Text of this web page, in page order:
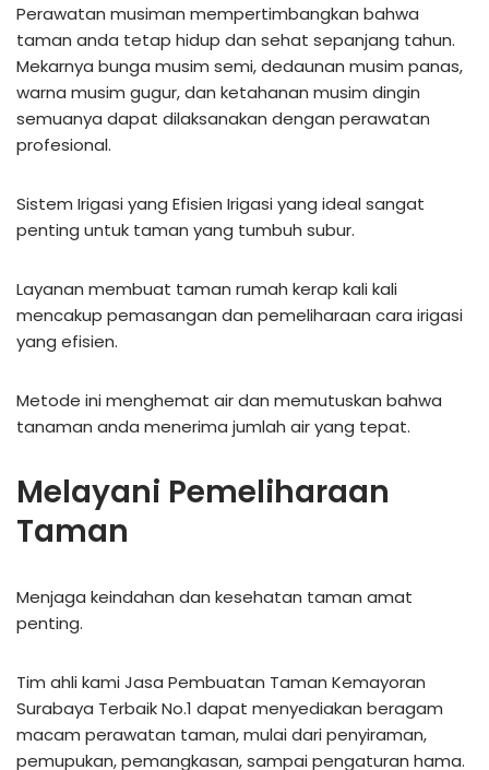
Perawatan musiman mempertimbangkan bahwa
taman anda tetap hidup dan sehat sepanjang tahun.
Mekarnya bunga musim semi, dedaunan musim panas,
warna musim gugur, dan ketahanan musim dingin
semuanya dapat dilaksanakan dengan perawatan
profesional.
Sistem Irigasi yang Efisien Irigasi yang ideal sangat
penting untuk taman yang tumbuh subur.
Layanan membuat taman rumah kerap kali kali
mencakup pemasangan dan pemeliharaan cara irigasi
yang efisien.
Metode ini menghemat air dan memutuskan bahwa
tanaman anda menerima jumlah air yang tepat.
Melayani Pemeliharaan
Taman
Menjaga keindahan dan kesehatan taman amat
penting.
Tim ahli kami Jasa Pembuatan Taman Kemayoran
Surabaya Terbaik No.1 dapat menyediakan beragam
macam perawatan taman, mulai dari penyiraman,
pemupukan, pemangkasan, sampai pengaturan hama.